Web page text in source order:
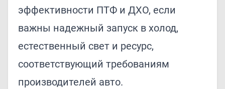
эффективности ПТФ и ДХО, если
важны надежный запуск в холод,
естественный свет и ресурс,
соответствующий требованиям
производителей авто.